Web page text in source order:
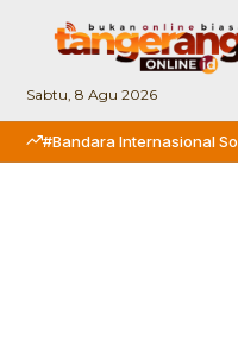
Sabtu, 8 Agu 2026
#Bandara Internasional